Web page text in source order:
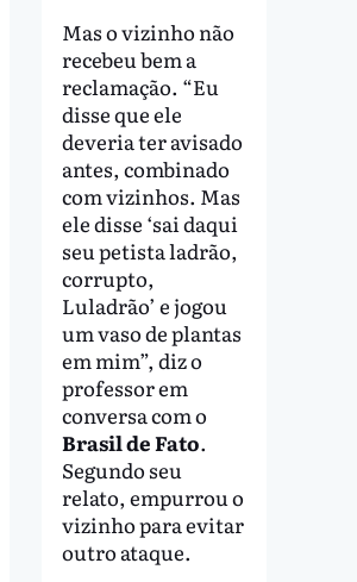
Mas o vizinho não
recebeu bem a
reclamação. “Eu
disse que ele
deveria ter avisado
antes, combinado
com vizinhos. Mas
ele disse ‘sai daqui
seu petista ladrão,
corrupto,
Luladrão’ e jogou
um vaso de plantas
em mim”, diz o
professor em
conversa com o
Brasil de Fato.
Segundo seu
relato, empurrou o
vizinho para evitar
outro ataque.